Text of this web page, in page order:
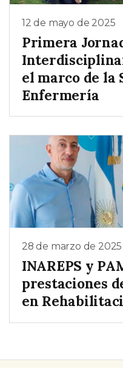
12 de mayo de 2025
Primera
el marco de la
Enfermería
28 de marzo de 2025
INAREPS y
prestaciones
en